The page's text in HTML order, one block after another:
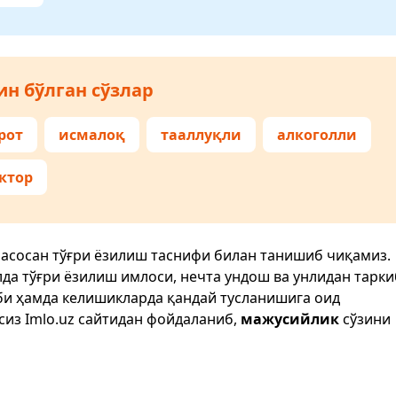
бўлган сўзлар
исмалоқ тааллуқли алкоголли
тўғри ёзилиш таснифи билан танишиб чиқамиз.
тўғри ёзилиш имлоси, нечта ундош ва унлидан
ҳамда келишикларда қандай тусланишига оид
Imlo.uz сайтидан фойдаланиб, мажусийликсўзини